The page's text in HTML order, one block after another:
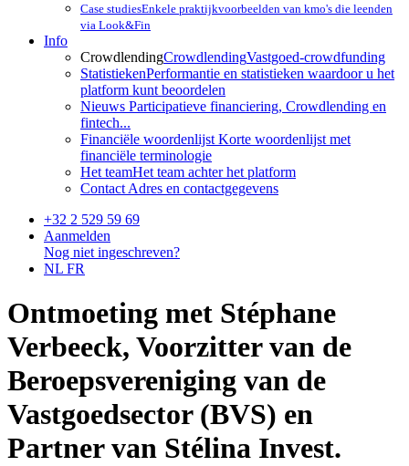
Case studiesEnkele praktijkvoorbeelden van kmo's die leenden
via Look&Fin
Info
CrowdlendingCrowdlendingVastgoed-crowdfunding
StatistiekenPerformantie en statistieken waardoor u het
platform kunt beoordelen
Nieuws Participatieve financiering, Crowdlending en
fintech...
Financiële woordenlijst Korte woordenlijst met
financiële terminologie
Het teamHet team achter het platform
Contact Adres en contactgegevens
+32 2 529 59 69
Aanmelden
Nog niet ingeschreven?
NL FR
Ontmoeting met Stéphane
Verbeeck, Voorzitter van de
Beroepsvereniging van de
Vastgoedsector (BVS) en
Partner van Stélina Invest.